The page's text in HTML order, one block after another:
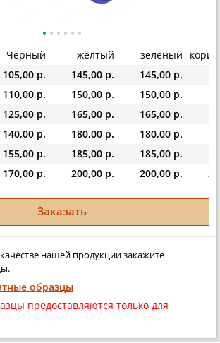
Чёрный жёлтый зелёный
105,00 р. 145,00 р. 145,00 р.
110,00 р. 150,00 р. 150,00 р.
125,00 р. 165,00 р. 165,00 р.
140,00 р. 180,00 р. 180,00 р.
155,00 р. 185,00 р. 185,00 р.
170,00 р. 200,00 р. 200,00 р.
Заказать
нашей продукции закажите
образцы
предоставляются только для